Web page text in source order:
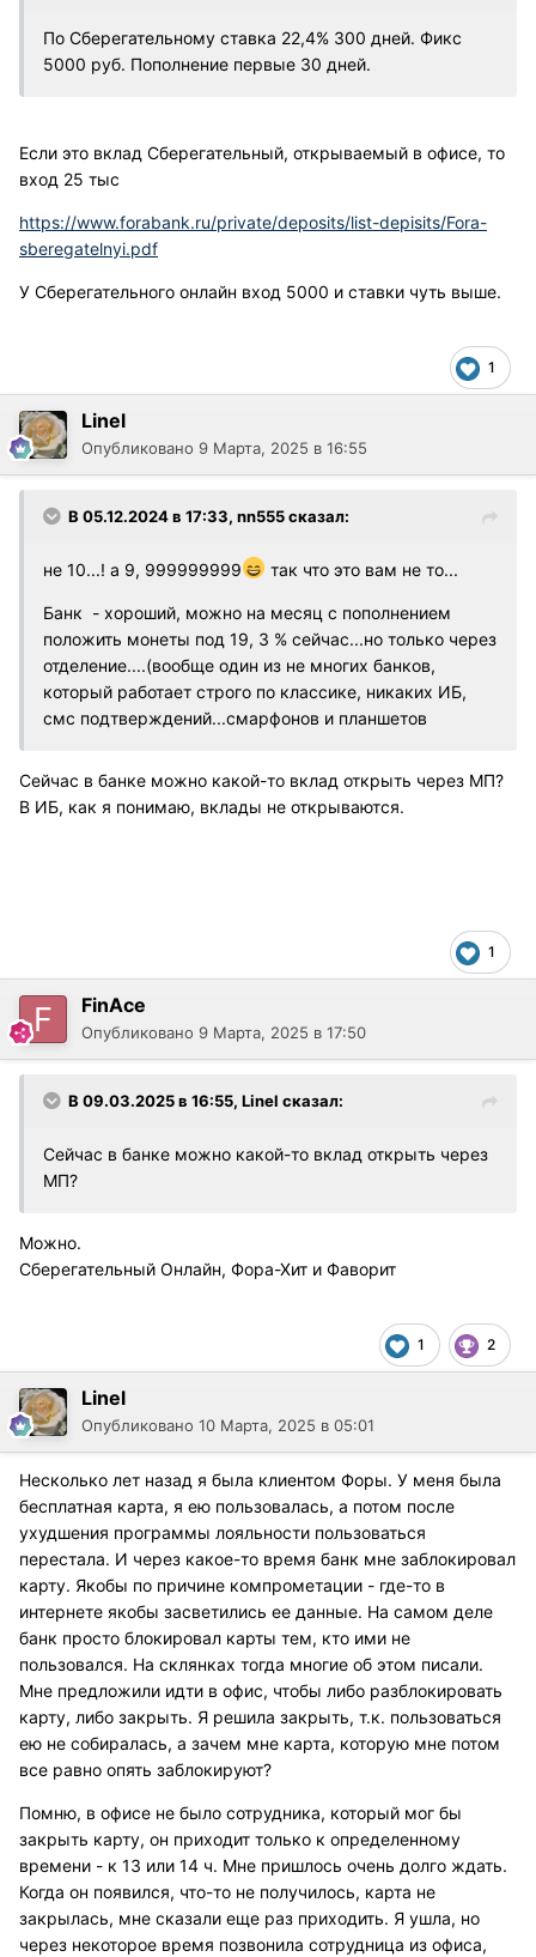
По Сберегательному ставка 22,4% 300 дней. Фикс
5000 руб. Пополнение первые 30 дней.
Если это вклад Сберегательный, открываемый в офисе, то
вход 25 тыс
https://www.forabank.ru/private/deposits/list-depisits/Fora-
sberegatelnyi.pdf
У Сберегательного онлайн вход 5000 и ставки чуть выше.
1
Linel
Опубликовано 9 Марта, 2025 в 16:55
В 05.12.2024 в 17:33, nn555сказал:
не 10...! а 9, 999999999 так что это вам не то...
Банк - хороший, можно на месяц с пополнением
положить монеты под 19, 3 % сейчас...но только через
отделение....(вообще один из не многих банков,
который работает строго по классике, никаких ИБ,
смс подтверждений...смарфонов и планшетов
Сейчас в банке можно какой-то вклад открыть через МП?
В ИБ, как я понимаю, вклады не открываются.
1
FinAce
Опубликовано 9 Марта, 2025 в 17:50
В 09.03.2025 в 16:55, Linel сказал:
Сейчас в банке можно какой-то вклад открыть через
МП?
Можно.
Сберегательный Онлайн, Фора-Хит и Фаворит
1 2
Linel
Опубликовано 10 Марта, 2025 в 05:01
Несколько лет назад я была клиентом Форы. У меня была
бесплатная карта, я ею пользовалась, а потом после
ухудшения программы лояльности пользоваться
перестала. И через какое-то время банк мне заблокировал
карту. Якобы по причине компрометации - где-то в
интернете якобы засветились ее данные. На самом деле
банк просто блокировал карты тем, кто ими не
пользовался. На склянках тогда многие об этом писали.
Мне предложили идти в офис, чтобы либо разблокировать
карту, либо закрыть. Я решила закрыть, т.к. пользоваться
ею не собиралась, а зачем мне карта, которую мне потом
все равно опять заблокируют?
Помню, в офисе не было сотрудника, который мог бы
закрыть карту, он приходит только к определенному
времени - к 13 или 14 ч. Мне пришлось очень долго ждать.
Когда он появился, что-то не получилось, карта не
закрылась, мне сказали еще раз приходить. Я ушла, но
через некоторое время позвонила сотрудница из офиса,